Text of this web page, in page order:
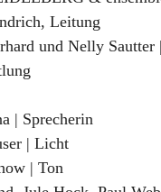
Leitung
und Nelly Sautter |
| Sprecherin
| Licht
| Ton